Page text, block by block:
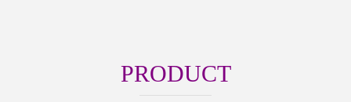
PRODUCT